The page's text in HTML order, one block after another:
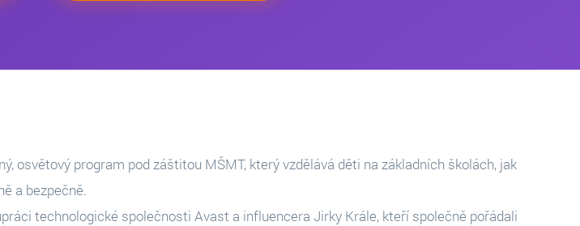
osvětový program pod záštitou MŠMT, který vzdělává děti na základních školách, jak
a bezpečně.
technologické společnosti Avast a influencera Jirky Krále, kteří společně pořádali